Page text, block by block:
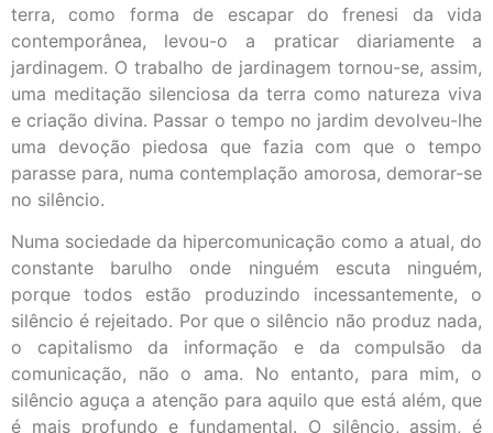
terra, como forma de escapar do frenesi da vida
contemporânea, levou-o a praticar diariamente a
jardinagem. O trabalho de jardinagem tornou-se, assim,
uma meditação silenciosa da terra como natureza viva
e criação divina. Passar o tempo no jardim devolveu-lhe
uma devoção piedosa que fazia com que o tempo
parasse para, numa contemplação amorosa, demorar-se
no silêncio.
Numa sociedade da hipercomunicação como a atual, do
constante barulho onde ninguém escuta ninguém,
porque todos estão produzindo incessantemente, o
silêncio é rejeitado. Por que o silêncio não produz nada,
o capitalismo da informação e da compulsão da
comunicação, não o ama. No entanto, para mim, o
silêncio aguça a atenção para aquilo que está além, que
é mais profundo e fundamental. O silêncio, assim, é